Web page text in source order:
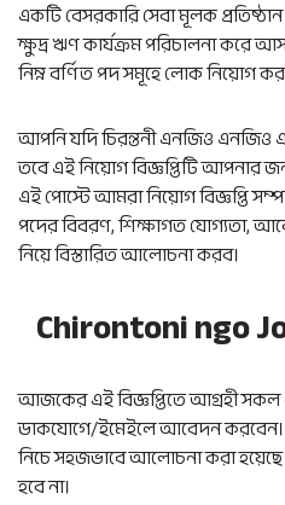
একটি বেসরকারি সেবা মূলক
ক্ষুদ্র ঋণ কার্যক্রম পরিচালনা করে
নিম্ন বর্ণিত পদ সমূহে লোক নিয়োগ
আপনি যদি চিরন্তনী এনজিও এনজিও
তবে এই নিয়োগ বিজ্ঞপ্তিটি আপনার
এই পোস্টে আমরা নিয়োগ বিজ্ঞপ্তি
পদের বিবরণ, শিক্ষাগত যোগ্যতা,
নিয়ে বিস্তারিত আলোচনা করব।
Chirontoni ngo
আজকের এই বিজ্ঞপ্তিতে আগ্রহী সকল
ডাকযোগে/ইমেইলে আবেদন
নিচে সহজভাবে আলোচনা করা
হবে না।